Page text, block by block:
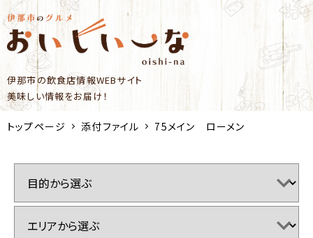
伊那市の飲食店情報WEBサイト
美味しい情報をお届け！
トップページ 添付ファイル 75メイン ローメン